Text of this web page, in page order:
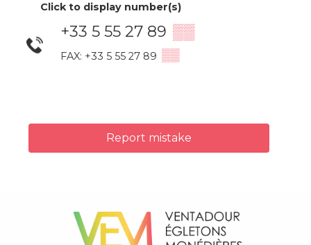
Click to display number(s)
+33 5 55 27 89 ▒▒
FAX: +33 5 55 27 89 ▒▒
Report mistake